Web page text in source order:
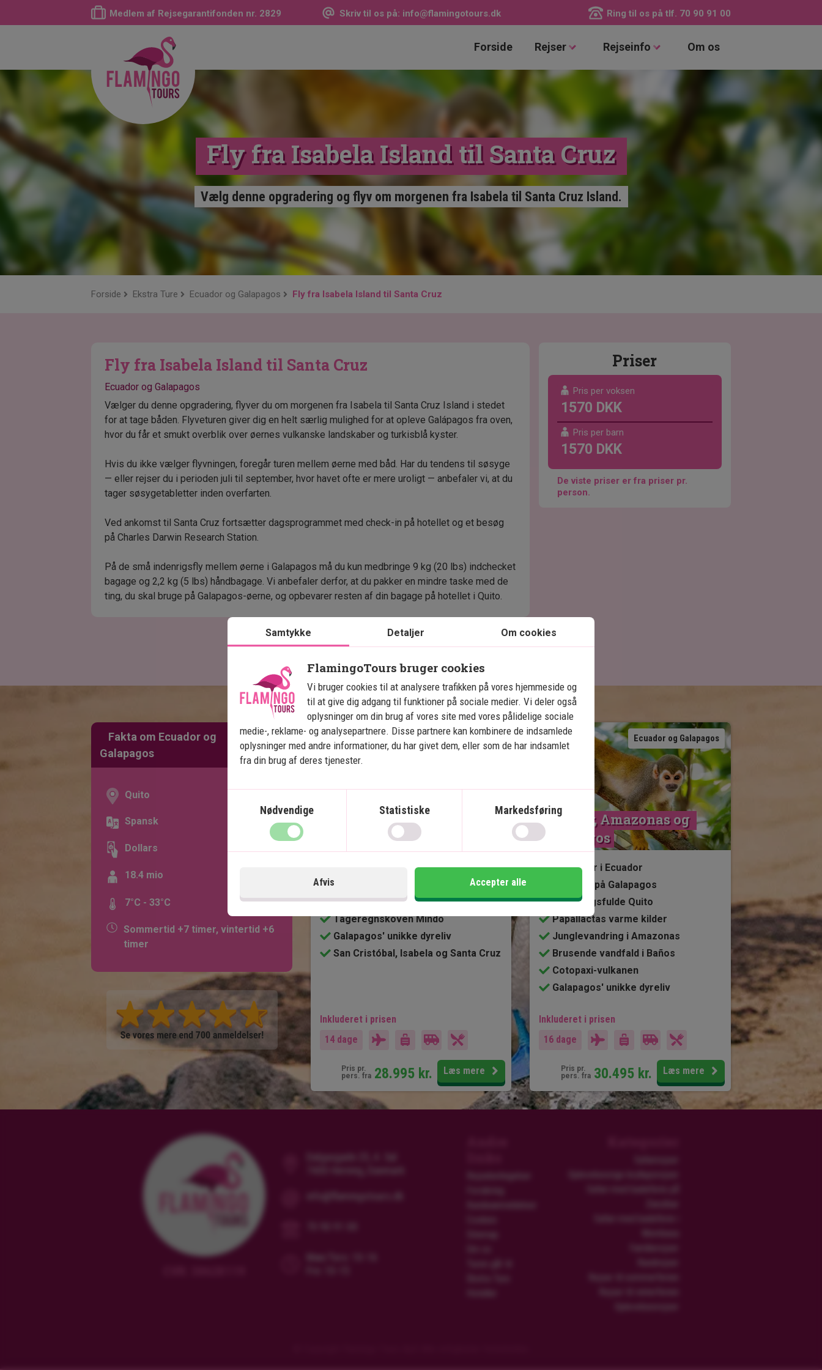
Medlem af Rejsegarantifonden nr. 2829 Skriv til os på: info@flamingotours.dk Ring til os på tlf. 70 90 91 00
Forside Rejser Rejseinfo Om os
Fly fra Isabela Island til Santa Cruz
Vælg denne opgradering og flyv om morgenen fra Isabela til Santa Cruz Island.
Forside Ekstra Ture Ecuador og Galapagos Fly fra Isabela Island til Santa Cruz
Fly fra Isabela Island til Santa Cruz
Ecuador og Galapagos
Vælger du denne opgradering, flyver du om morgenen fra Isabela til Santa Cruz Island i stedet
for at tage båden. Flyveturen giver dig en helt særlig mulighed for at opleve Galápagos fra oven,
hvor du får et smukt overblik over øernes vulkanske landskaber og turkisblå kyster.
Hvis du ikke vælger flyvningen, foregår turen mellem øerne med båd. Har du tendens til søsyge
— eller rejser du i perioden juli til september, hvor havet ofte er mere uroligt — anbefaler vi, at du
tager søsygetabletter inden overfarten.
Ved ankomst til Santa Cruz fortsætter dagsprogrammet med check-in på hotellet og et besøg
på Charles Darwin Research Station.
På de små indenrigsfly mellem øerne i Galapagos må du kun medbringe 9 kg (20 lbs) indchecket
bagage og 2,2 kg (5 lbs) håndbagage. Vi anbefaler derfor, at du pakker en mindre taske med de
ting, du skal bruge på Galapagos-øerne, og opbevarer resten af din bagage på hotellet i Quito.
Priser
Pris per voksen
1570 DKK
Pris per barn
1570 DKK
De viste priser er fra priser pr.
person.
Fakta om Ecuador og
Galapagos
Quito
Spansk
Dollars
18.4 mio
7°C - 33°C
Sommertid +7 timer, vintertid +6
timer
Ecuador og Galapagos
Se kort
Ecuadors højdepunkter og
Galapagos
6 nætter i Ecuador
6 nætters ø-hop på Galapagos
Stemningsfulde Quito
Tågeregnskoven Mindo
Galapagos' unikke dyreliv
San Cristóbal, Isabela og Santa Cruz
Inkluderet i prisen
14 dage
Pris pr.
pers. fra 28.995 kr. Læs mere
Ecuador og Galapagos
Se kort
Ecuador, Amazonas og
Galapagos
10 nætter i Ecuador
4 nætter på Galapagos
Stemningsfulde Quito
Papallactas varme kilder
Junglevandring i Amazonas
Brusende vandfald i Baños
Cotopaxi-vulkanen
Galapagos' unikke dyreliv
Inkluderet i prisen
16 dage
Pris pr.
pers. fra 30.495 kr. Læs mere
Samtykke Detaljer Om cookies
FlamingoTours bruger cookies
Vi bruger cookies til at analysere trafikken på vores hjemmeside og
til at give dig adgang til funktioner på sociale medier. Vi deler også
oplysninger om din brug af vores site med vores pålidelige sociale
medie-, reklame- og analysepartnere. Disse partnere kan kombinere de indsamlede
oplysninger med andre informationer, du har givet dem, eller som de har indsamlet
fra din brug af deres tjenester.
Nødvendige Statistiske Markedsføring
Afvis Accepter alle